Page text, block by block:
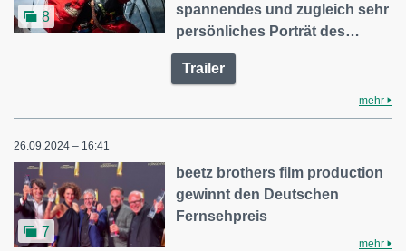
8
spannendes und zugleich sehr
persönliches Porträt des…
Trailer
mehr
26.09.2024 – 16:41
7
beetz brothers film production
gewinnt den Deutschen
Fernsehpreis
mehr